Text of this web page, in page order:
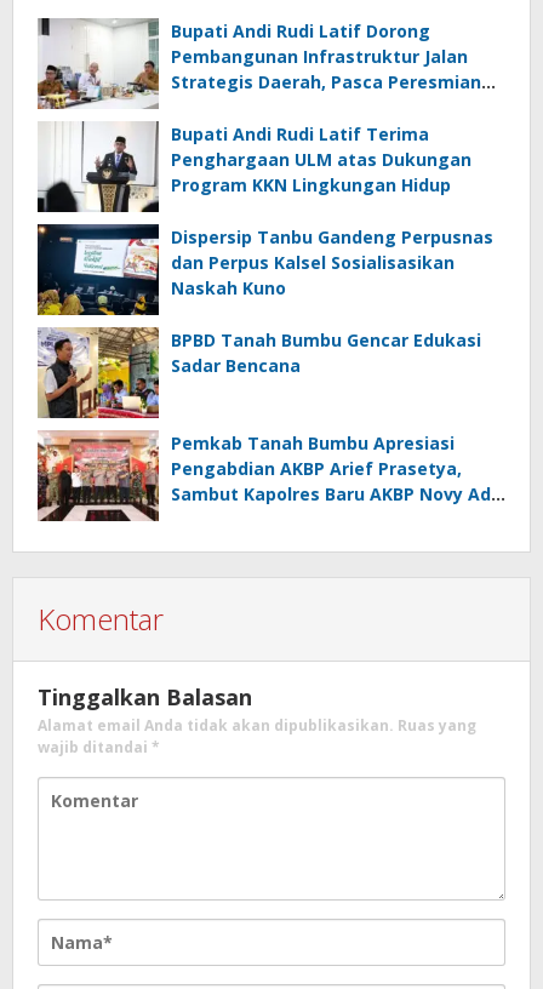
Bupati Andi Rudi Latif Dorong
Pembangunan Infrastruktur Jalan
Strategis Daerah, Pasca Peresmian
Bupati Andi Rudi Latif Terima
Penghargaan ULM atas Dukungan
Program KKN Lingkungan Hidup
Dispersip Tanbu Gandeng Perpusnas
dan Perpus Kalsel Sosialisasikan
Naskah Kuno
BPBD Tanah Bumbu Gencar Edukasi
Sadar Bencana
Pemkab Tanah Bumbu Apresiasi
Pengabdian AKBP Arief Prasetya,
Sambut Kapolres Baru AKBP Novy Adi
Komentar
Tinggalkan Balasan
Alamat email Anda tidak akan dipublikasikan. Ruas yang
wajib ditandai *